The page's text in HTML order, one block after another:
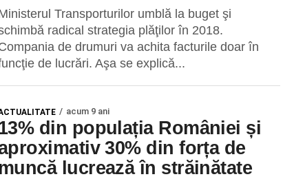
Transporturilor umblă la buget şi
radical strategia plăţilor în 2018.
de drumuri va achita facturile doar în
de lucrări. Aşa se explică...
acum 9 ani
din populația României și
30% din forța de
lucrează în străinătate